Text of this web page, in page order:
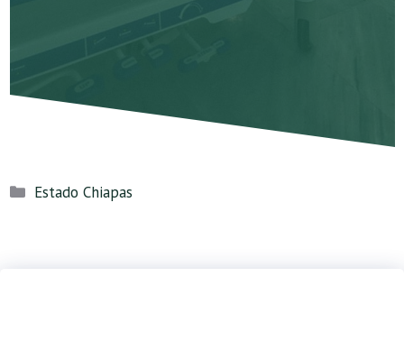
Categorías
Estado Chiapas